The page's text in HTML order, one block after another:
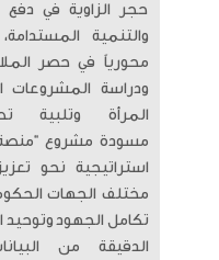
حجر الزاوية في
والتنمية
محورياً في حصر
ودراسة المشروعات
المرأة وتلبية
مسودة مشروع
استراتيجية نحو
مختلف الجهات
تكامل الجهود وتوحيد
الدقيقة من